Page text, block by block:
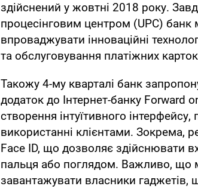
здійснений у жовтні 2018 року.
процесінговим центром (UPC)
впроваджувати інноваційні
та обслуговування платіжних
Такожу 4-му кварталі банк
додаток до Інтернет-банку
створення інтуїтивного
використанні клієнтами. Зокрема,
Face ID, що дозволяє здійснювати
пальця або поглядом. Важливо, що
завантажувати власники